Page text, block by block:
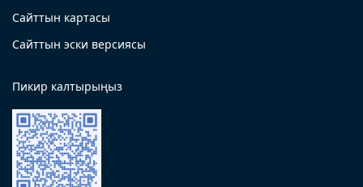
Сайттын картасы
Сайттын эски версиясы
Пикир калтырыңыз